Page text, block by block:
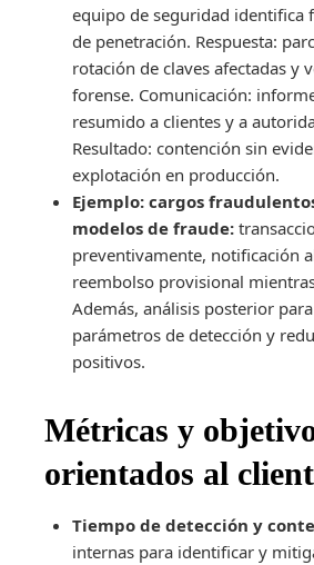
equipo de seguridad identifica
de penetración. Respuesta:
rotación de claves afectadas y
forense. Comunicación:
resumido a clientes y a
Resultado: contención sin
explotación en producción.
Ejemplo: cargos
modelos de fraude:
preventivamente, notificación
reembolso provisional
Además, análisis posterior
parámetros de detección y
positivos.
Métricas y
orientados al
Tiempo de detección y
internas para identificar y